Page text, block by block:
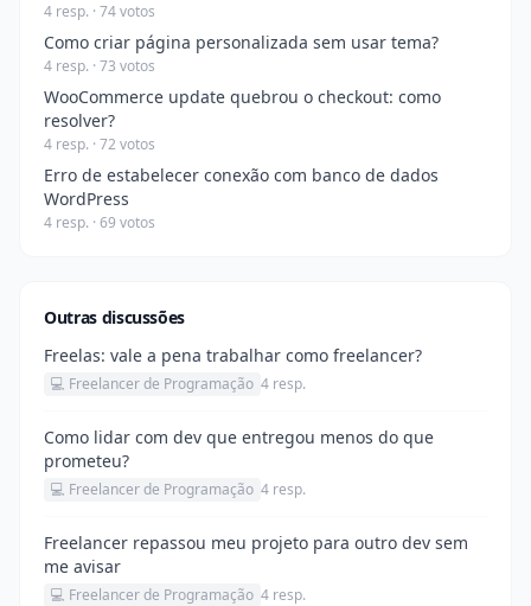
4 resp. · 74 votos
Como criar página personalizada sem usar tema?
4 resp. · 73 votos
WooCommerce update quebrou o checkout: como
resolver?
4 resp. · 72 votos
Erro de estabelecer conexão com banco de dados
WordPress
4 resp. · 69 votos
Outras discussões
Freelas: vale a pena trabalhar como freelancer?
💻 Freelancer de Programação 4 resp.
Como lidar com dev que entregou menos do que
prometeu?
💻 Freelancer de Programação 4 resp.
Freelancer repassou meu projeto para outro dev sem
me avisar
💻 Freelancer de Programação 4 resp.